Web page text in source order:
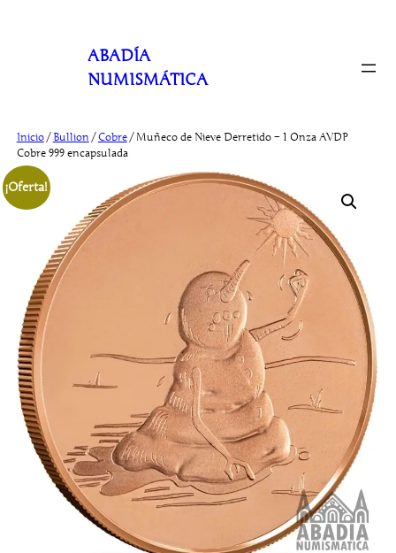
ABADÍA
NUMISMÁTICA
Inicio/Bullion /Cobre/ Muñeco de Nieve Derretido – 1 Onza AVDP
Cobre 999 encapsulada
¡Oferta!